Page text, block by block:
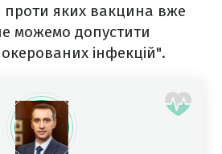
проти яких вакцина вже
можемо допустити
інфекцій".